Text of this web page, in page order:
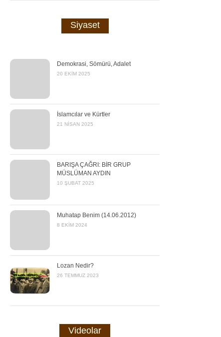
Siyaset
Demokrasi, Sömürü, Adalet
20 EKIM 2025
İslamcılar ve Kürtler
21 NISAN 2025
BARIŞA ÇAĞRI: BİR GRUP
MÜSLÜMAN AYDIN
10 ŞUBAT 2025
Muhatap Benim (14.06.2012)
8 EKIM 2024
Lozan Nedir?
26 TEMMUZ 2023
Videolar